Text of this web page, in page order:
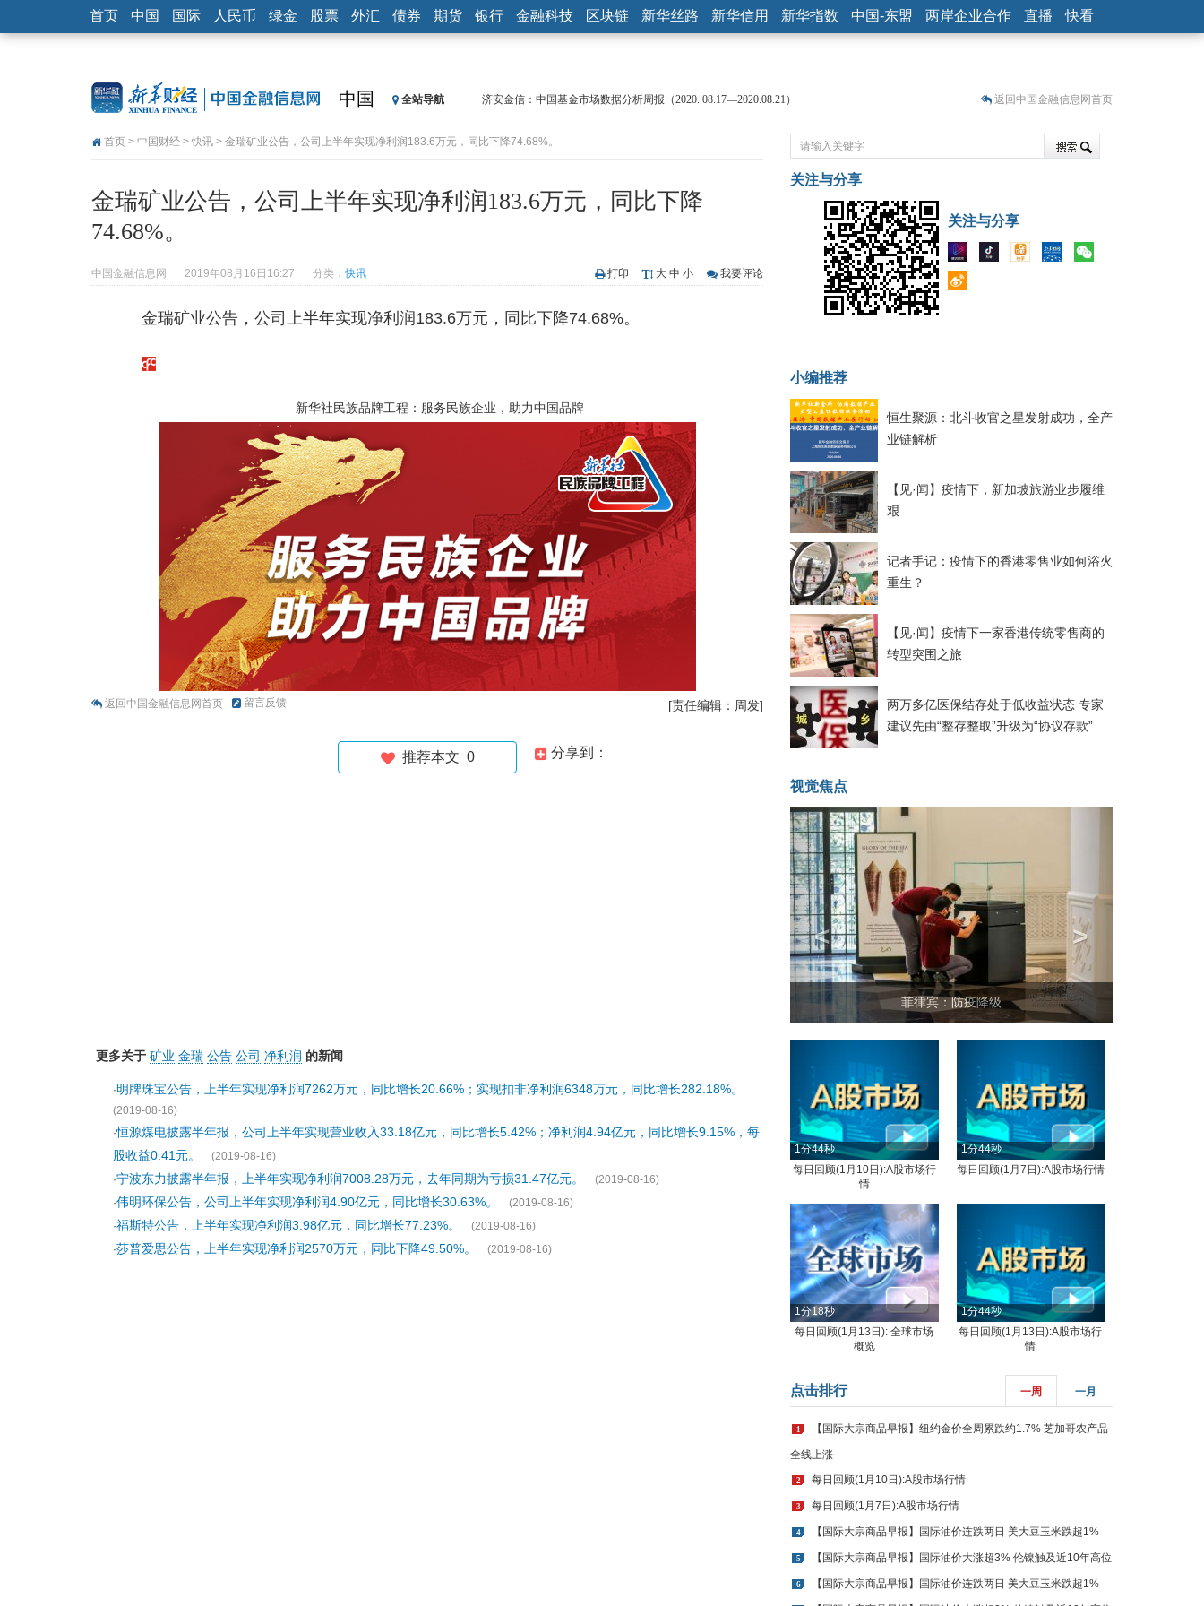
首页 中国 国际 人民币 绿金 股票 外汇 债券 期货 银行 金融科技 区块链 新华丝路 新华信用 新华指数 中国-东盟 两岸企业合作 直播 快看
中国 全站导航
济安金信：中国基金市场数据分析周报（2020. 08.17—2020.08.21）
记者手记：疫情下的香港零售业如何浴火重生？
济安金信：中国基金市场数据分析周报（2020. 07.27—2020.07.31）
【新华财经调查】同业存单、结构性存款玩起“跷跷板” 结构性失衡藏
沥青期货连续两日涨逾3% 沪银及两粕涨势喜人
恒生聚源：北斗收官之星发射成功，全产业链解析
返回中国金融信息网首页
首页 > 中国财经 > 快讯 > 金瑞矿业公告，公司上半年实现净利润183.6万元，同比下降74.68%。
金瑞矿业公告，公司上半年实现净利润183.6万元，同比下降
74.68%。
中国金融信息网 2019年08月16日16:27 分类：快讯 打印 大 中 小 我要评论
金瑞矿业公告，公司上半年实现净利润183.6万元，同比下降74.68%。
新华社民族品牌工程：服务民族企业，助力中国品牌
返回中国金融信息网首页 留言反馈 [责任编辑：周发]
分享到：
推荐本文 0
更多关于 矿业 金瑞 公告 公司 净利润 的新闻
·明牌珠宝公告，上半年实现净利润7262万元，同比增长20.66%；实现扣非净利润6348万元，同比增长282.18%。
(2019-08-16)
·恒源煤电披露半年报，公司上半年实现营业收入33.18亿元，同比增长5.42%；净利润4.94亿元，同比增长9.15%，每
股收益0.41元。
(2019-08-16)
·宁波东力披露半年报，上半年实现净利润7008.28万元，去年同期为亏损31.47亿元。
(2019-08-16)
·伟明环保公告，公司上半年实现净利润4.90亿元，同比增长30.63%。
(2019-08-16)
·福斯特公告，上半年实现净利润3.98亿元，同比增长77.23%。
(2019-08-16)
·莎普爱思公告，上半年实现净利润2570万元，同比下降49.50%。 (2019-08-16)
关注与分享
关注与分享
小编推荐
恒生聚源：北斗收官之星发射成功，全产
业链解析
【见·闻】疫情下，新加坡旅游业步履维
艰
记者手记：疫情下的香港零售业如何浴火
重生？
【见·闻】疫情下一家香港传统零售商的
转型突围之旅
两万多亿医保结存处于低收益状态 专家
建议先由“整存整取”升级为“协议存款”
视觉焦点
菲律宾：防疫降级
< >
1分44秒
每日回顾(1月10日):A股市场行
情
1分44秒
每日回顾(1月7日):A股市场行情
1分18秒
每日回顾(1月13日): 全球市场
概览
1分44秒
每日回顾(1月13日):A股市场行
情
点击排行 一周 一月
1 【国际大宗商品早报】纽约金价全周累跌约1.7% 芝加哥农产品
全线上涨
2 每日回顾(1月10日):A股市场行情
3 每日回顾(1月7日):A股市场行情
4 【国际大宗商品早报】国际油价连跌两日 美大豆玉米跌超1%
5 【国际大宗商品早报】国际油价大涨超3% 伦镍触及近10年高位
6 【国际大宗商品早报】国际油价连跌两日 美大豆玉米跌超1%